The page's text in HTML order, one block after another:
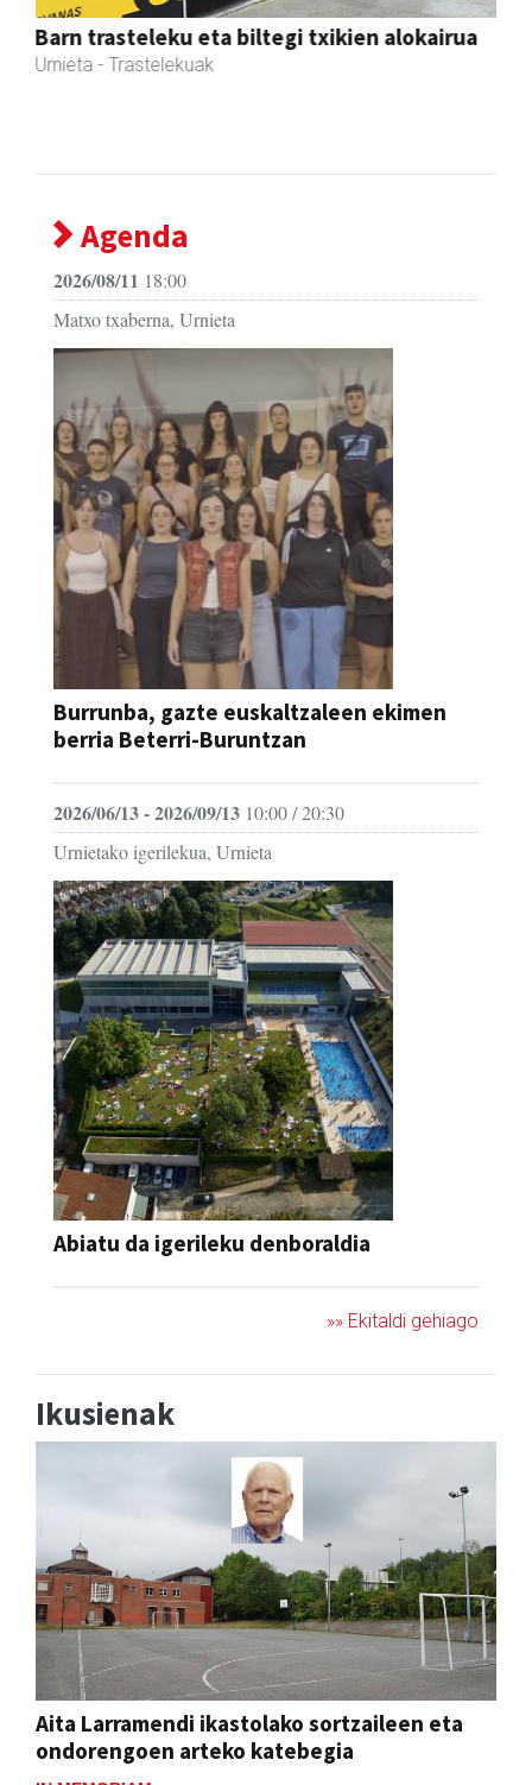
Ikasmin ikasketa zentroa
Urnieta - Ikasketa zentroak
Agenda
2026/08/11 18:00
Matxo txaberna, Urnieta
Burrunba, gazte euskaltzaleen ekimen
berria Beterri-Buruntzan
2026/06/13 - 2026/09/13 10:00 / 20:30
Urnietako igerilekua, Urnieta
Abiatu da igerileku denboraldia
»» Ekitaldi gehiago
Ikusienak
Aita Larramendi ikastolako sortzaileen eta
ondorengoen arteko katebegia